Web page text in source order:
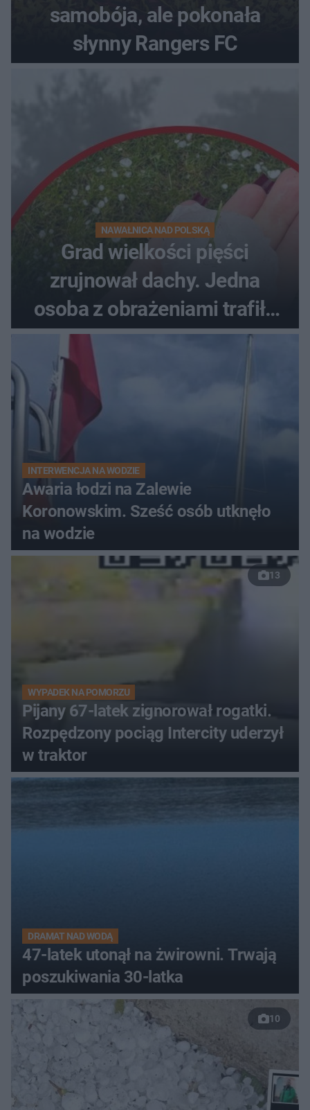
samobója, ale pokonała
słynny Rangers FC
NAWAŁNICA NAD POLSKĄ
Grad wielkości pięści
zrujnował dachy. Jedna
osoba z obrażeniami trafiła
do szpitala
INTERWENCJA NA WODZIE
Awaria łodzi na Zalewie
Koronowskim. Sześć osób utknęło
na wodzie
13
WYPADEK NA POMORZU
Pijany 67-latek zignorował rogatki.
Rozpędzony pociąg Intercity uderzył
w traktor
DRAMAT NAD WODĄ
47-latek utonął na żwirowni. Trwają
poszukiwania 30-latka
10